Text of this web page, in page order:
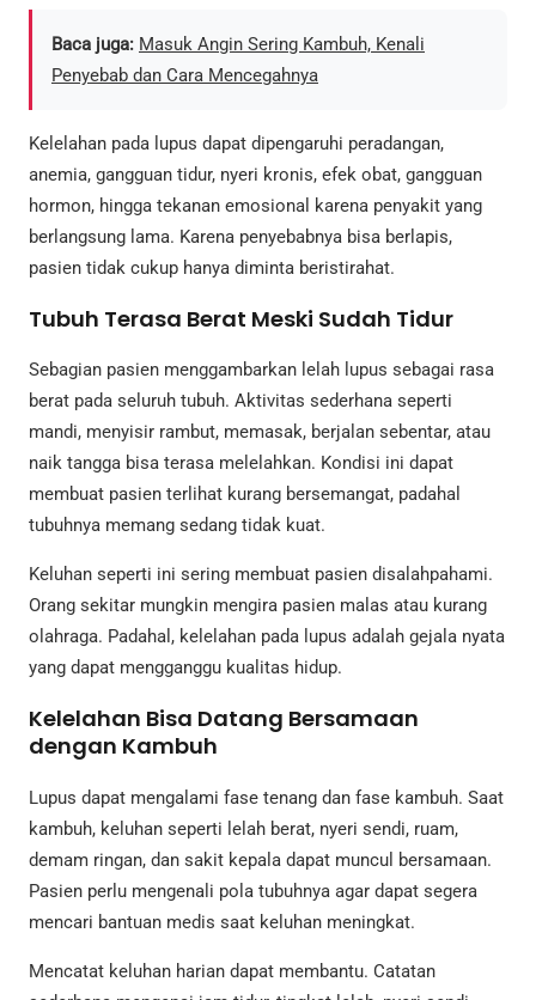
Baca juga: Masuk Angin Sering Kambuh, Kenali
Penyebab dan Cara Mencegahnya
Kelelahan pada lupus dapat dipengaruhi peradangan,
anemia, gangguan tidur, nyeri kronis, efek obat, gangguan
hormon, hingga tekanan emosional karena penyakit yang
berlangsung lama. Karena penyebabnya bisa berlapis,
pasien tidak cukup hanya diminta beristirahat.
Tubuh Terasa Berat Meski Sudah Tidur
Sebagian pasien menggambarkan lelah lupus sebagai rasa
berat pada seluruh tubuh. Aktivitas sederhana seperti
mandi, menyisir rambut, memasak, berjalan sebentar, atau
naik tangga bisa terasa melelahkan. Kondisi ini dapat
membuat pasien terlihat kurang bersemangat, padahal
tubuhnya memang sedang tidak kuat.
Keluhan seperti ini sering membuat pasien disalahpahami.
Orang sekitar mungkin mengira pasien malas atau kurang
olahraga. Padahal, kelelahan pada lupus adalah gejala nyata
yang dapat mengganggu kualitas hidup.
Kelelahan Bisa Datang Bersamaan
dengan Kambuh
Lupus dapat mengalami fase tenang dan fase kambuh. Saat
kambuh, keluhan seperti lelah berat, nyeri sendi, ruam,
demam ringan, dan sakit kepala dapat muncul bersamaan.
Pasien perlu mengenali pola tubuhnya agar dapat segera
mencari bantuan medis saat keluhan meningkat.
Mencatat keluhan harian dapat membantu. Catatan